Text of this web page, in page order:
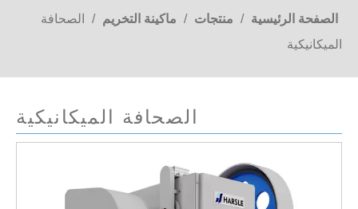
الصفحة الرئيسية / منتجات / ماكينة التخريم /
الصحافة
الميكانيكية
الصحافة الميكانيكية